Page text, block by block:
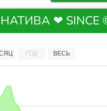
❤ SINCE ©
ГОД ВЕСЬ